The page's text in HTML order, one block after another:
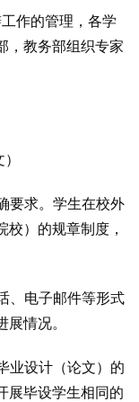
作的管理，各学
，教务部组织专家
要求。学生在校外
）的规章制度，
、电子邮件等形式
情况。
设计（论文）的
展毕设学生相同的